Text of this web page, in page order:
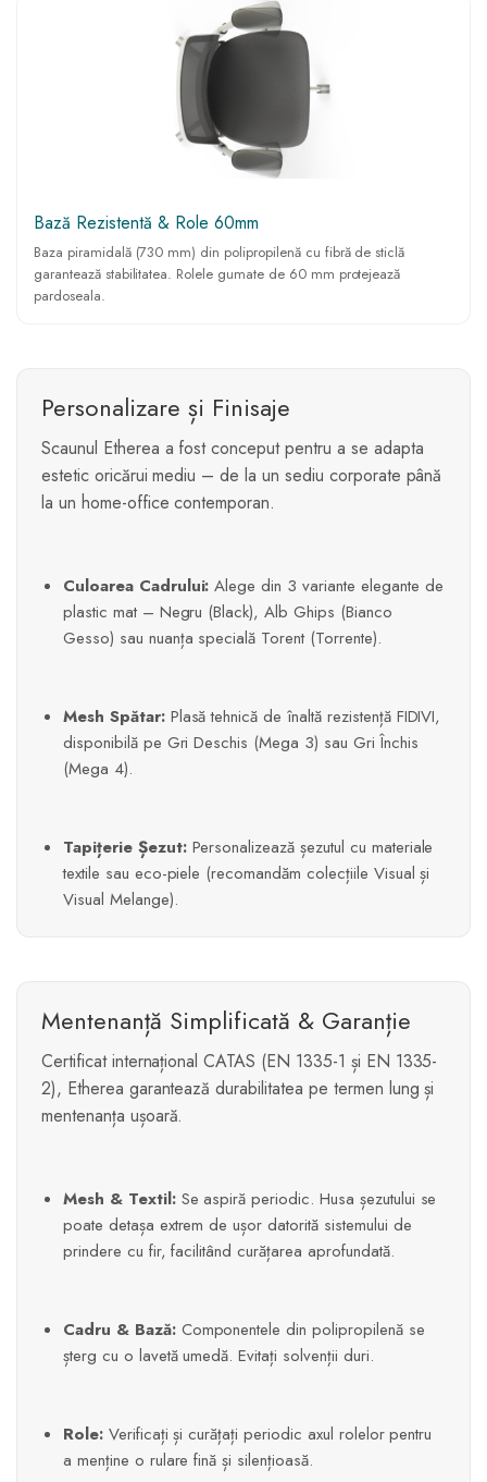
Bază Rezistentă & Role 60mm
Baza piramidală (730 mm) din polipropilenă cu fibră de sticlă
garantează stabilitatea. Rolele gumate de 60 mm protejează
pardoseala.
Personalizare și Finisaje
Scaunul Etherea a fost conceput pentru a se adapta
estetic oricărui mediu – de la un sediu corporate până
la un home-office contemporan.
Culoarea Cadrului: Alege din 3 variante elegante de
plastic mat – Negru (Black), Alb Ghips (Bianco
Gesso) sau nuanța specială Torent (Torrente).
Mesh Spătar:Plasă tehnică de înaltă rezistență FIDIVI,
disponibilă pe Gri Deschis (Mega 3) sau Gri Închis
(Mega 4).
Tapițerie Șezut:Personalizează șezutul cu materiale
textile sau eco-piele (recomandăm colecțiile Visual și
Visual Melange).
Mentenanță Simplificată & Garanție
Certificat internațional CATAS (EN 1335-1 și EN 1335-
2), Etherea garantează durabilitatea pe termen lung și
mentenanța ușoară.
Mesh & Textil:Se aspiră periodic. Husa șezutului se
poate detașa extrem de ușor datorită sistemului de
prindere cu fir, facilitând curățarea aprofundată.
Cadru & Bază:Componentele din polipropilenă se
șterg cu o lavetă umedă. Evitați solvenții duri.
Role:Verificați și curățați periodic axul rolelor pentru
a menține o rulare fină și silențioasă.